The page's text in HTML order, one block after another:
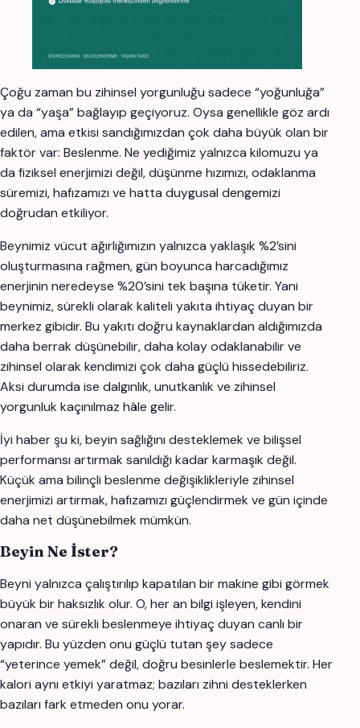
Çoğu zaman bu zihinsel yorgunluğu sadece “yoğunluğa”
ya da “yaşa” bağlayıp geçiyoruz. Oysa genellikle göz ardı
edilen, ama etkisi sandığımızdan çok daha büyük olan bir
faktör var: Beslenme. Ne yediğimiz yalnızca kilomuzu ya
da fiziksel enerjimizi değil, düşünme hızımızı, odaklanma
süremizi, hafızamızı ve hatta duygusal dengemizi
doğrudan etkiliyor.
Beynimiz vücut ağırlığımızın yalnızca yaklaşık %2’sini
oluşturmasına rağmen, gün boyunca harcadığımız
enerjinin neredeyse %20’sini tek başına tüketir. Yani
beynimiz, sürekli olarak kaliteli yakıta ihtiyaç duyan bir
merkez gibidir. Bu yakıtı doğru kaynaklardan aldığımızda
daha berrak düşünebilir, daha kolay odaklanabilir ve
zihinsel olarak kendimizi çok daha güçlü hissedebiliriz.
Aksi durumda ise dalgınlık, unutkanlık ve zihinsel
yorgunluk kaçınılmaz hâle gelir.
İyi haber şu ki, beyin sağlığını desteklemek ve bilişsel
performansı artırmak sanıldığı kadar karmaşık değil.
Küçük ama bilinçli beslenme değişiklikleriyle zihinsel
enerjimizi artırmak, hafızamızı güçlendirmek ve gün içinde
daha net düşünebilmek mümkün.
Beyin Ne İster?
Beyni yalnızca çalıştırılıp kapatılan bir makine gibi görmek
büyük bir haksızlık olur. O, her an bilgi işleyen, kendini
onaran ve sürekli beslenmeye ihtiyaç duyan canlı bir
yapıdır. Bu yüzden onu güçlü tutan şey sadece
“yeterince yemek” değil, doğru besinlerle beslemektir. Her
kalori aynı etkiyi yaratmaz; bazıları zihni desteklerken
bazıları fark etmeden onu yorar.